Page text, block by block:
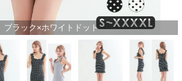
ブラック×ホワイトドット